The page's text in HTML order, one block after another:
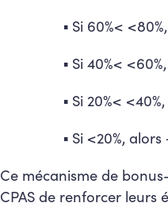
▪ Si 60%<
▪ Si 40%<
▪ Si 20%<
▪ Si <20%, alors
Ce mécanisme de
CPAS de renforcer leurs